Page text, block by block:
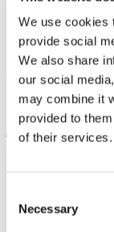
We use cookies
provide social
We also share
our social
may combine it
provided to
of their services.
Selection
Necessary
Piero Formenti,
1979 titolare di Zar
specializzata nella
Sono molto
quanto sono
europeo per lo
l’export assume un
italiana. Per questo
partecipata
con tutti gli organi
Il Vice Presidente e
President Robert